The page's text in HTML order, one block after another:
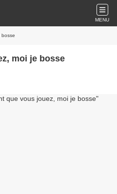
MENU
bosse
moi je bosse